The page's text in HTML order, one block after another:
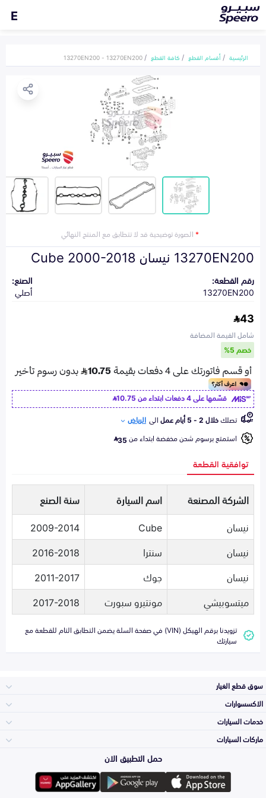
E
الرئيسية أقسام القطع كافة القطع 13270EN200 - 13270EN200
*الصورة توضيحية قد لا تتطابق مع المنتج النهائي
13270EN200 نيسان Cube 2000-2018
رقم القطعة:
13270EN200
الصنع:
أصلي
43
شامل القيمة المضافة
خصم 5%
قسّمها على 4 دفعات ابتداء من
10.75
تصلكخلال 2 - 5 أيام عمل الى الرياض
استمتع برسوم شحن مخفضة ابتداء من35
توافقية القطعة
الشركة المصنعة اسم السيارة
سنة الصنع
نيسان
Cube
2009-2014
نيسان
سنترا
2016-2018
نيسان
جوك
2011-2017
ميتسوبيشي
مونتيرو سبورت 2017-2018
تزويدنا برقم الهيكل (VIN) في صفحة السلة يضمن التطابق التام للقطعة مع
سيارتك
سوق قطع الغيار
المكائن، القيرات
وملحقاتها
الاكسسوارات
لوازم الرحلات
خدمات السيارات
الأكثر مبيعاً
ماركات السيارات
تويوتا
حمل التطبيق الان